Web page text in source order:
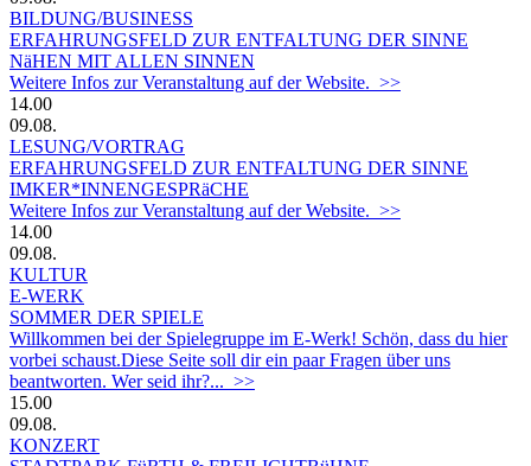
BILDUNG/BUSINESS
ERFAHRUNGSFELD ZUR ENTFALTUNG DER SINNE
NäHEN MIT ALLEN SINNEN
Weitere Infos zur Veranstaltung auf der Website. >>
14.00
09.08.
LESUNG/VORTRAG
ERFAHRUNGSFELD ZUR ENTFALTUNG DER SINNE
IMKER*INNENGESPRäCHE
Weitere Infos zur Veranstaltung auf der Website. >>
14.00
09.08.
KULTUR
E-WERK
SOMMER DER SPIELE
Willkommen bei der Spielegruppe im E-Werk! Schön, dass du hier
vorbei schaust.Diese Seite soll dir ein paar Fragen über uns
beantworten. Wer seid ihr?... >>
15.00
09.08.
KONZERT